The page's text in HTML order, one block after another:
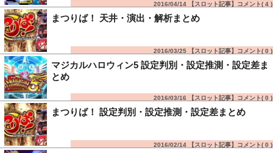
2016/04/14 【スロット記事】コメント( 4 )
まつりば！ 天井・演出・解析まとめ
2016/03/25 【スロット記事】コメント( 0 )
マジカルハロウィン5 設定判別・設定推測・設定差ま
とめ
2016/03/16 【スロット記事】コメント( 0 )
まつりば！ 設定判別・設定推測・設定差まとめ
2016/02/14 【スロット記事】コメント( 0 )